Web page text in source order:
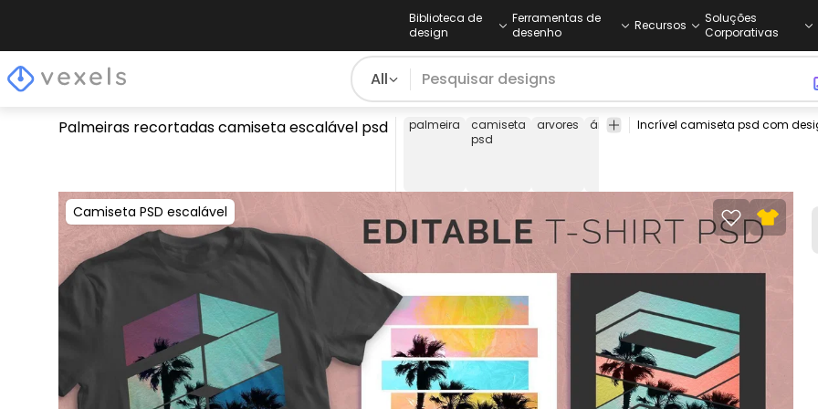
Biblioteca de
design
Ferramentas de
desenho
Recursos
Soluções
Corporativas
All
Palmeiras recortadas camiseta escalável psd palmeira
camiseta
psd
arvores árvore
cortar
natureza fragmentos
Camiseta PSD escalável